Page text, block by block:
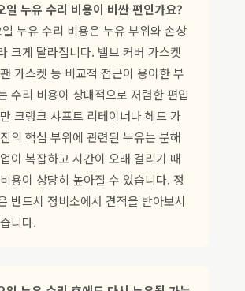
일 누유 수리 비용이 비싼 편인가요?
누유 수리 비용은 누유 부위와 손상
크게 달라집니다. 밸브 커버 가스켓
가스켓 등 비교적 접근이 용이한 부
수리 비용이 상대적으로 저렴한 편입
크랭크 샤프트 리테이너나 헤드 가
의 핵심 부위에 관련된 누유는 분해
이 복잡하고 시간이 오래 걸리기 때
용이 상당히 높아질 수 있습니다. 정
반드시 정비소에서 견적을 받아보시
니다.